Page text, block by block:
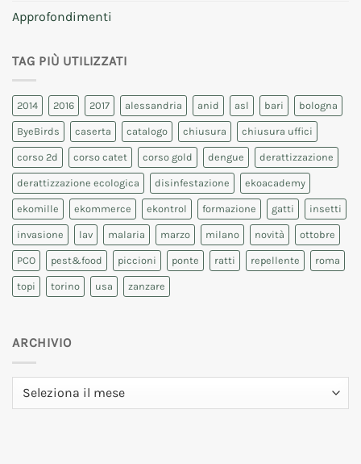
Approfondimenti
TAG PIÙ UTILIZZATI
2014 2016 2017 alessandria anid asl bari bologna
ByeBirds caserta catalogo chiusura chiusura uffici
corso 2d corso catet corso gold dengue derattizzazione
derattizzazione ecologica disinfestazione ekoacademy
ekomille ekommerce ekontrol formazione gatti insetti
invasione lav malaria marzo milano novità ottobre
PCO pest&food piccioni ponte ratti repellente roma
topi torino usa zanzare
ARCHIVIO
Archivio